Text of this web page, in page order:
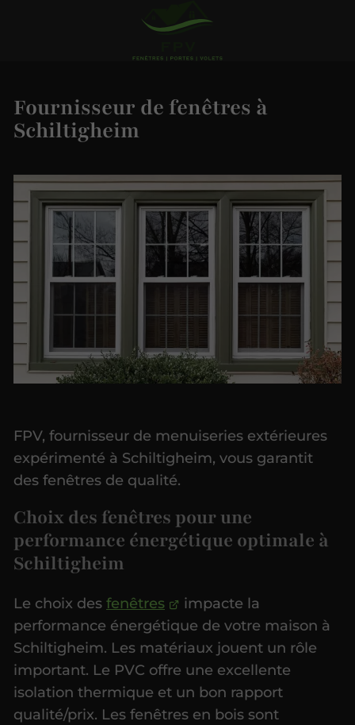
Fournisseur de fenêtres à
Schiltigheim
FPV, fournisseur de menuiseries extérieures
expérimenté à Schiltigheim, vous garantit
des fenêtres de qualité.
Choix des fenêtres pour une
performance énergétique optimale à
Schiltigheim
Le choix des fenêtres
impacte la
performance énergétique de votre maison à
Schiltigheim. Les matériaux jouent un rôle
important. Le PVC offre une excellente
isolation thermique et un bon rapport
qualité/prix. Les fenêtres en bois sont